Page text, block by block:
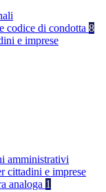
codice di condotta 8
e imprese
amministrativi
cittadini e imprese
analoga 1